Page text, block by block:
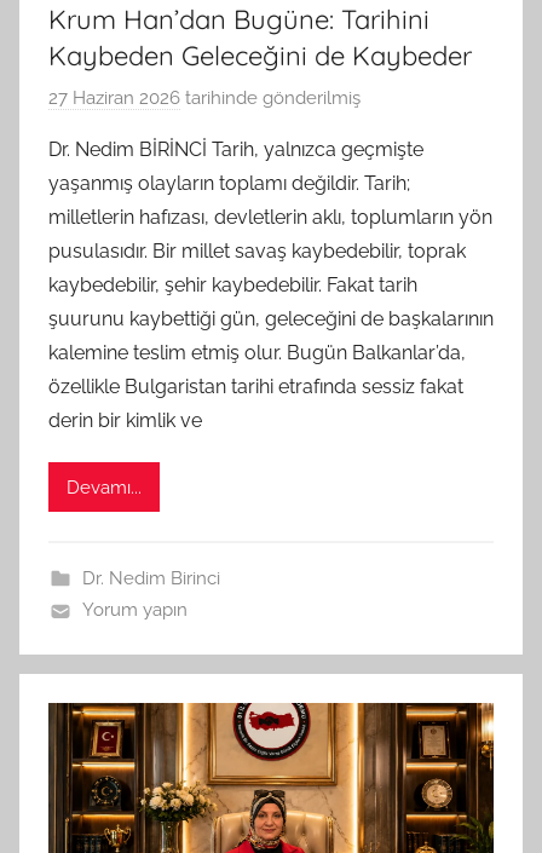
Krum Han’dan Bugüne: Tarihini
Kaybeden Geleceğini de Kaybeder
27 Haziran 2026 tarihinde gönderilmiş
S
A
M
t
a
r
a
f
Dr. Nedim BİRİNCİ Tarih, yalnızca geçmişte
yaşanmış olayların toplamı değildir. Tarih;
milletlerin hafızası, devletlerin aklı, toplumların yön
pusulasıdır. Bir millet savaş kaybedebilir, toprak
kaybedebilir, şehir kaybedebilir. Fakat tarih
şuurunu kaybettiği gün, geleceğini de başkalarının
kalemine teslim etmiş olur. Bugün Balkanlar’da,
özellikle Bulgaristan tarihi etrafında sessiz fakat
derin bir kimlik ve
Devamı...
Dr. Nedim Birinci
Yorum yapın